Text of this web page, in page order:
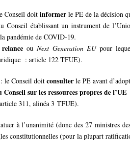
Conseil doit informer le PE de la décision
Conseil établissant un instrument de
pandémie de COVID-19.
ouNext Generation EUpour
: article 122 TFUE).
: le Conseil doit consulter le PE avant
Conseil sur les ressources propres de l’UE
311, alinéa 3 TFUE).
à l’unanimité (donc des 27 ministres
constitutionnelles (pour la plupart